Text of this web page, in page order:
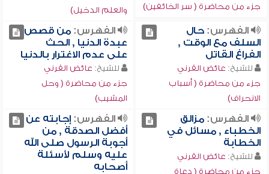
جزء من محاضرة ( سر الخائفين)
والعلم الدخيل)
الفهرس:حال
السلف مع الوقت ,
الفراغ القاتل
للشيخ: عائض القرني
جزء من محاضرة ( أسباب
الانحراف)
الفهرس:من قصص
عبدة الدنيا , الحث
على عدم الاغترار بالدنيا
للشيخ: عائض القرني
جزء من محاضرة ( وحل
المشيب)
الفهرس:مزالق
الخطباء , مسائل في
الخطابة
للشيخ: عائض القرني
جزء من محاضرة ( دعاة
الفهرس:إجابته عن
أفضل الصدقة , من
أجوبة الرسول صلى الله
عليه وسلم لأسئلة
أصحابه